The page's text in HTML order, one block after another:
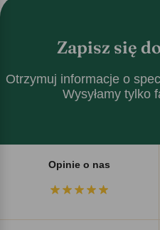
Zapisz się
Otrzymuj informacje o
Wysyłamy tylko
Opinie o nas